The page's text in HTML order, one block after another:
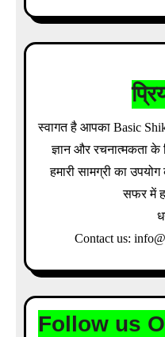
स्वागत है आपका Basic
ज्ञान और रचनात्मकता के
हमारी सामग्री का
सफर में
Contact us:
Follow us